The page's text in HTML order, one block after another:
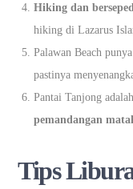
Hiking dan
hiking di Lazarus
Palawan Beach
pastinya
Pantai Tanjong
pemandangan
Tips